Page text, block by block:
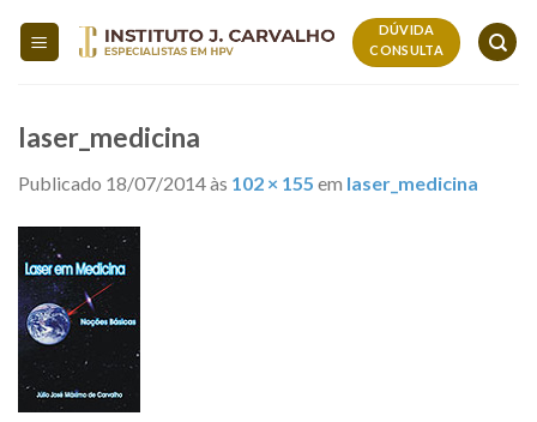
DÚVIDA
CONSULTA
laser_medicina
Publicado 18/07/2014às 102 × 155 em laser_medicina